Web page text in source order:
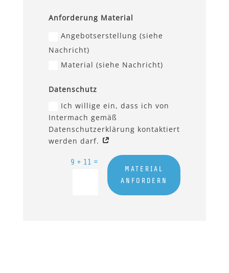
Anforderung Material
Angebotserstellung (siehe
Nachricht)
Material (siehe Nachricht)
Datenschutz
Ich willige ein, dass ich von
Intermach gemäß
Datenschutzerklärung kontaktiert
werden darf.
9 + 11 =
MATERIAL
ANFORDERN
Alternative: